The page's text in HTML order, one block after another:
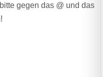
gegen das @ und das